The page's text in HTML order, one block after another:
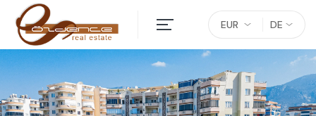
DE
EUR